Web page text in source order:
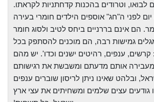
לבואו, וטרודים בהכנות קדחתניות לקראתו.
לפני ה"חג" אוספים הילדים חומרי בעירה
הם אינם בררניים ביחס לטיב ולסוג חומר
גמישות רבה, הם מוכנים להסתפק בכל
קרשים, ענפים, רהיטים ישנים וכדו'. יש מהם
אותם מדעתם ומשבשת את רגישותם
ובלהט שאינו ניתן לריסון שוברים ענפים
גודעים עצים שלמים ומשחיתים את עצי ארץ